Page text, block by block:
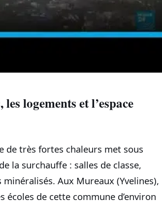
logements et l’espace
de très fortes chaleurs met sous
la surchauffe : salles de classe,
Aux Mureaux (Yvelines),
de cette commune d’environ